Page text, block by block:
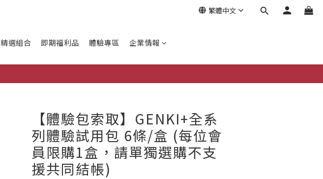
繁體中文
精選組合 即期福利品 體驗專區 企業情報
【體驗包索取】GENKI+全系
列體驗試用包 6條/盒 (每位會
員限購1盒，請單獨選購不支
援共同結帳)
立即購買